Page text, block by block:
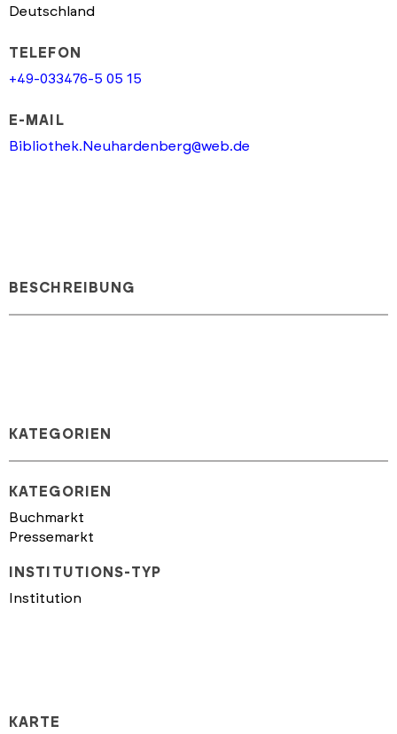
Deutschland
TELEFON
+49-033476-5 05 15
E-MAIL
Bibliothek.Neuhardenberg@web.de
BESCHREIBUNG
KATEGORIEN
KATEGORIEN
Buchmarkt
Pressemarkt
INSTITUTIONS-TYP
Institution
KARTE